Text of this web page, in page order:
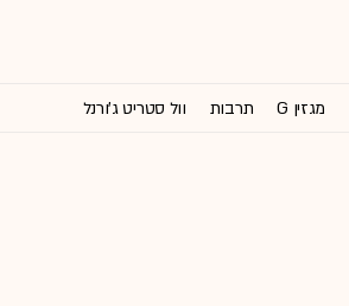
מגזין G תרבות וול סטריט ג'ורנל